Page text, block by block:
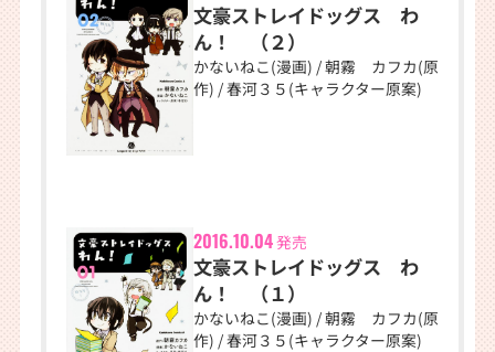
文豪ストレイドッグス わ
ん！ （２）
かないねこ(漫画) / 朝霧 カフカ(原
作) / 春河３５(キャラクター原案)
2016.10.04発売
文豪ストレイドッグス わ
ん！ （１）
かないねこ(漫画) / 朝霧 カフカ(原
作) / 春河３５(キャラクター原案)